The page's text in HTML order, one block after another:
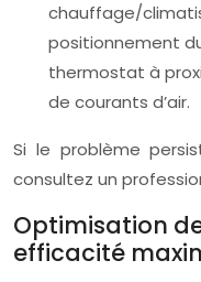
chauffage/
positionnement
thermostat à
de courants d’air.
Si le problème
consultez un
Optimisation
efficacité